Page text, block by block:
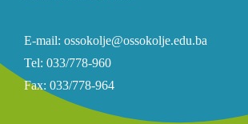
E-mail: ossokolje@ossokolje.edu.ba
Tel: 033/778-960
Fax: 033/778-964